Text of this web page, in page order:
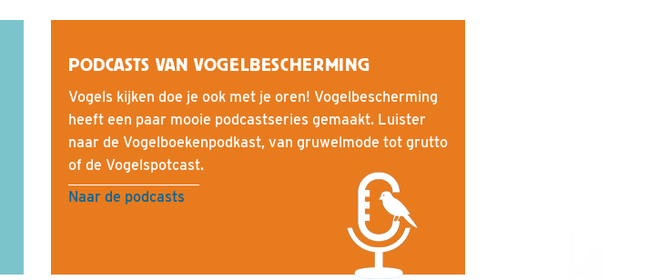
PODCASTS VAN VOGELBESCHERMING
Vogels kijken doe je ook met je oren! Vogelbescherming
heeft een paar mooie podcastseries gemaakt. Luister
naar de Vogelboekenpodkast, van gruwelmode tot grutto
of de Vogelspotcast.
Naar de podcasts